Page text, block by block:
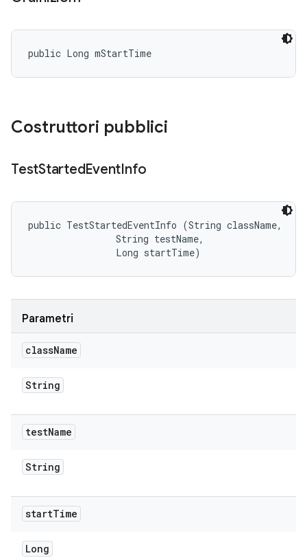
public Long mStartTime
Costruttori pubblici
TestStartedEventInfo
public TestStartedEventInfo (String className,
                String testName,
                Long startTime)
Parametri
className
String
testName
String
startTime
Long